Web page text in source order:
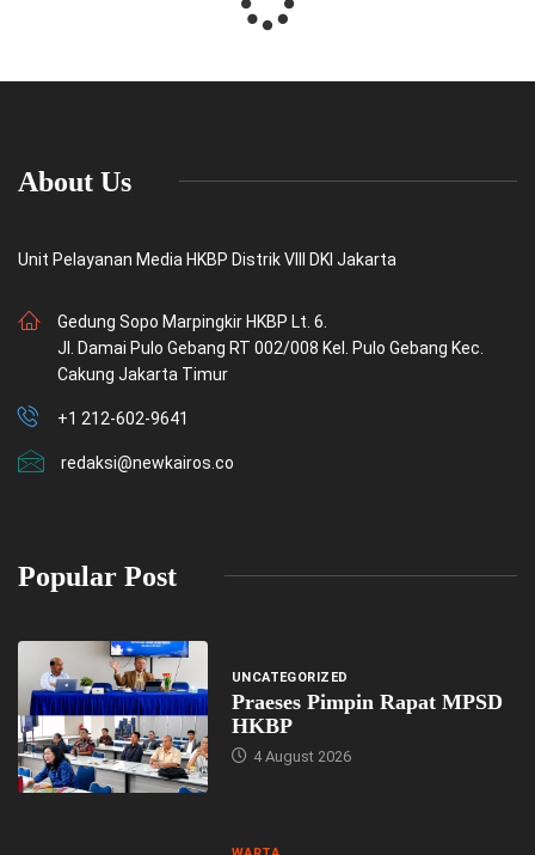
About Us
Unit Pelayanan Media HKBP Distrik VIII DKI Jakarta
Gedung Sopo Marpingkir HKBP Lt. 6.
Jl. Damai Pulo Gebang RT 002/008 Kel. Pulo Gebang Kec.
Cakung Jakarta Timur
+1 212-602-9641
redaksi@newkairos.co
Popular Post
UNCATEGORIZED
Praeses Pimpin Rapat MPSD
HKBP
4 August 2026